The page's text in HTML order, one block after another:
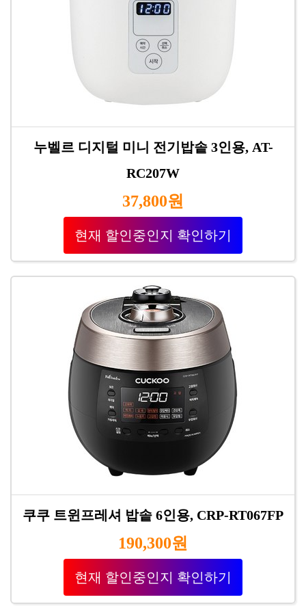
누벨르 디지털 미니 전기밥솥 3인용, AT-
RC207W
37,800원
현재 할인중인지 확인하기
쿠쿠 트윈프레셔 밥솥 6인용, CRP-RT067FP
190,300원
현재 할인중인지 확인하기